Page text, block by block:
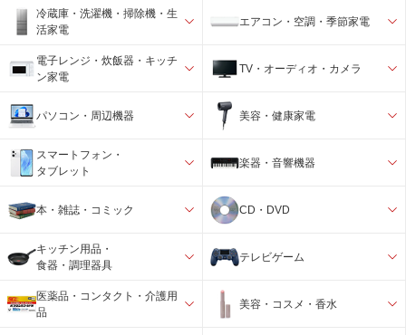
冷蔵庫・洗濯機・掃除機・生
活家電
エアコン・空調・季節家電
電子レンジ・炊飯器・キッチ
ン家電
TV・オーディオ・カメラ
パソコン・周辺機器 美容・健康家電
スマートフォン・
タブレット
楽器・音響機器
本・雑誌・コミック CD・DVD
キッチン用品・
食器・調理器具
テレビゲーム
医薬品・コンタクト・介護用
品
美容・コスメ・香水